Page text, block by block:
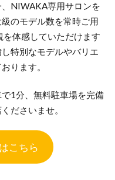
村上市
指輪
モチーフ
槌目の結婚指輪
歴史ある結婚指輪
NIWAKA専用サロンを
のモデル数を常時ご用
体感していただけます
特別なモデルやバリエ
ります。
1分、無料駐車場を完備
ださいませ。
こちら